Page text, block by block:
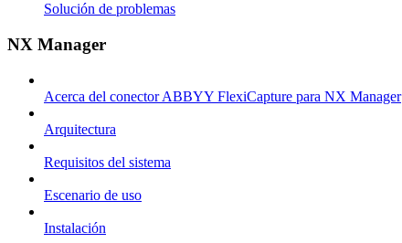
Solución de problemas
NX Manager
Acerca del conector ABBYY FlexiCapture para NX Manager
Arquitectura
Requisitos del sistema
Escenario de uso
Instalación